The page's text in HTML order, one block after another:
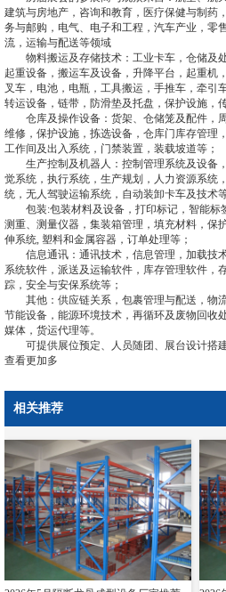
建筑与房地产，咨询和教育，医疗保健与制药
务与邮购，电气、电子和工程，汽车产业，零
流，运输与配送等领域
物料搬运及存储技术：工业卡车，仓储及处
起重设备，搬运车及设备，升降平台，起重机
叉车，电池，电瓶，工具搬运，手推车，牵引
转运设备，链带，防滑垫及托盘，保护设施，
仓库及操作设备：货架、仓储笼及配件，
维修，保护设施，拣选设备，仓库门库存管理
工作间及出入系统，门禁装置，装载坡道等；
生产控制及机器人：控制管理系统及设备
觉系统，执行系统，生产规划，人力资源系统
统，无人驾驶运输系统，自动装卸卡车及技术
包装:包装材料及设备，打印标记，智能标
测重、测量仪器，集装箱管理，填充材料，保
伸系统, 塑料和金属容器，订单处理等；
信息通讯：通讯技术，信息管理，加载技
系统软件，派送及运输软件，库存管理软件，
踪，安全与安保系统等；
其他：供应链关系，包裹管理与配送，物流
节能设备，能源环境技术，再循环及废物回收
媒体，货运代理等。
可提供展位预定、人员随团、展台设计搭建
查看更加多
相关推荐